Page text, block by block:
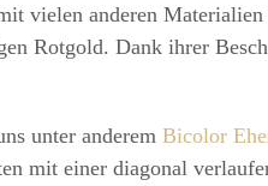
vielen anderen
Rotgold. Dank ihrer
unter anderem Bicolor
mit einer diagonal